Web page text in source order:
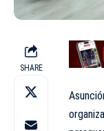
SHARE